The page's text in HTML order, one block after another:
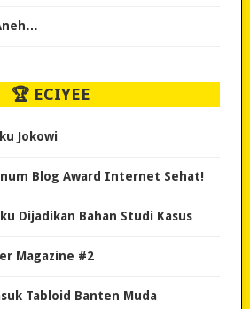
🏆 ECIYEE
Jokowi
Blog Award Internet Sehat!
Dijadikan Bahan Studi Kasus
Magazine #2
Tabloid Banten Muda